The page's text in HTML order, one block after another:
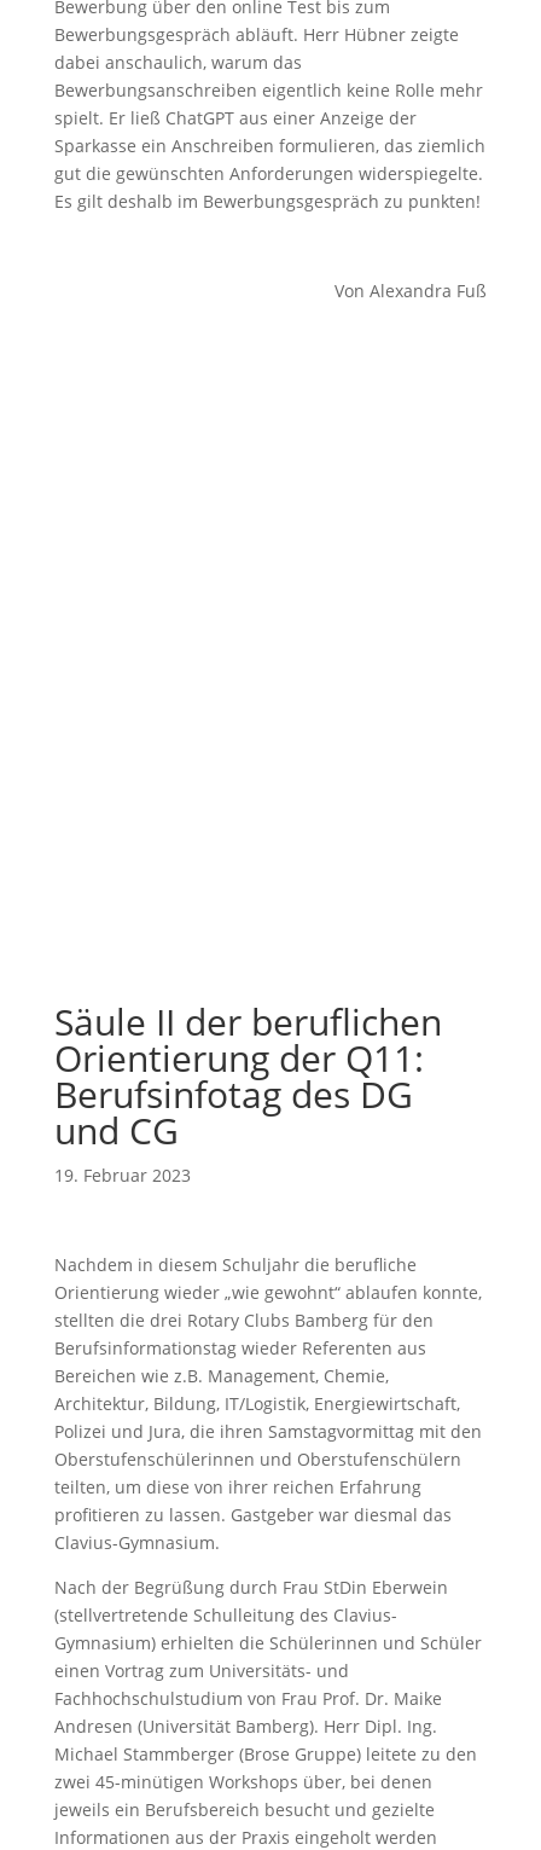
Bewerbung über den online Test bis zum
Bewerbungsgespräch abläuft. Herr Hübner zeigte
dabei anschaulich, warum das
Bewerbungsanschreiben eigentlich keine Rolle mehr
spielt. Er ließ ChatGPT aus einer Anzeige der
Sparkasse ein Anschreiben formulieren, das ziemlich
gut die gewünschten Anforderungen widerspiegelte.
Es gilt deshalb im Bewerbungsgespräch zu punkten!
Von Alexandra Fuß
Säule II der beruflichen
Orientierung der Q11:
Berufsinfotag des DG
und CG
19. Februar 2023
Nachdem in diesem Schuljahr die berufliche
Orientierung wieder „wie gewohnt“ ablaufen konnte,
stellten die drei Rotary Clubs Bamberg für den
Berufsinformationstag wieder Referenten aus
Bereichen wie z.B. Management, Chemie,
Architektur, Bildung, IT/Logistik, Energiewirtschaft,
Polizei und Jura, die ihren Samstagvormittag mit den
Oberstufenschülerinnen und Oberstufenschülern
teilten, um diese von ihrer reichen Erfahrung
profitieren zu lassen. Gastgeber war diesmal das
Clavius-Gymnasium.
Nach der Begrüßung durch Frau StDin Eberwein
(stellvertretende Schulleitung des Clavius-
Gymnasium) erhielten die Schülerinnen und Schüler
einen Vortrag zum Universitäts- und
Fachhochschulstudium von Frau Prof. Dr. Maike
Andresen (Universität Bamberg). Herr Dipl. Ing.
Michael Stammberger (Brose Gruppe) leitete zu den
zwei 45-minütigen Workshops über, bei denen
jeweils ein Berufsbereich besucht und gezielte
Informationen aus der Praxis eingeholt werden